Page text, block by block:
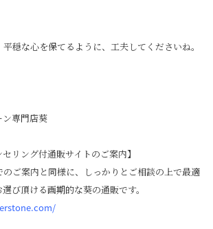
穏な心を保てるように、工夫してくださいね。
ン専門店葵
リング付通販サイトのご案内】
ご案内と同様に、しっかりとご相談の上で最適
び頂ける画期的な葵の通販です。